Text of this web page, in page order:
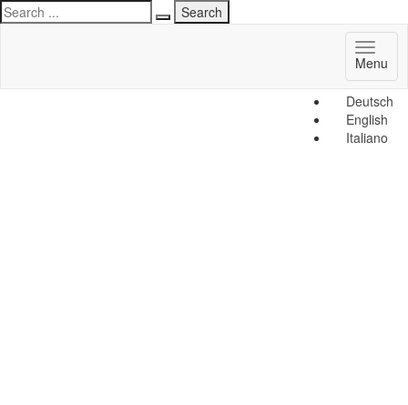
Deutsch
English
Italiano
Menu